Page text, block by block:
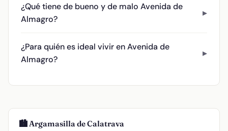
¿Qué tiene de bueno y de malo Avenida de
Almagro?
¿Para quién es ideal vivir en Avenida de
Almagro?
🏙️ Argamasilla de Calatrava